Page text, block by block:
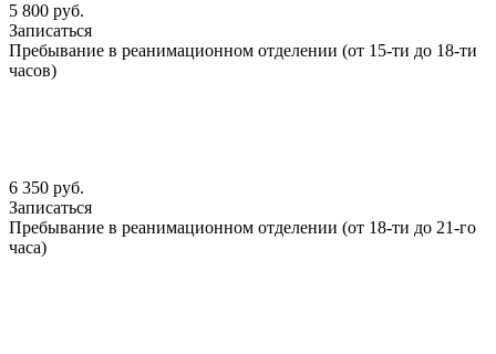
5 800 руб.
Записаться
Пребывание в реанимационном отделении (от 15-ти до 18-ти
часов)
6 350 руб.
Записаться
Пребывание в реанимационном отделении (от 18-ти до 21-го
часа)